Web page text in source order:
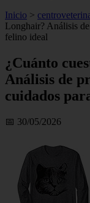
Inicio >
Longhair? Análisis
felino ideal
¿Cuánto
Análisis de
cuidados
📅 30/05/2026